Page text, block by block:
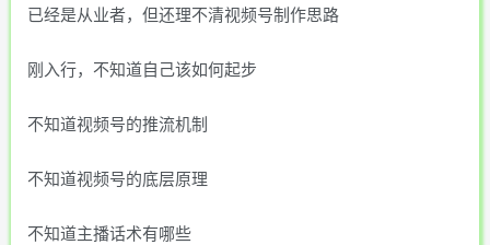
已经是从业者，但还理不清视频号制作思路
刚入行，不知道自己该如何起步
不知道视频号的推流机制
不知道视频号的底层原理
不知道主播话术有哪些